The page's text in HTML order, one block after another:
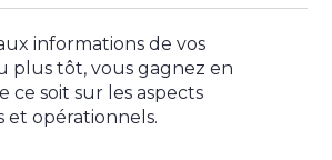
informations de vos
plus tôt, vous gagnez en
soit sur les aspects
et opérationnels.